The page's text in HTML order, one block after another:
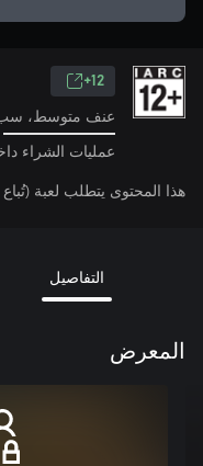
12+
عنف متوسط، سب
عمليات الشراء
هذا المحتوى يتطلب لعبة
التفاصيل
المعرض